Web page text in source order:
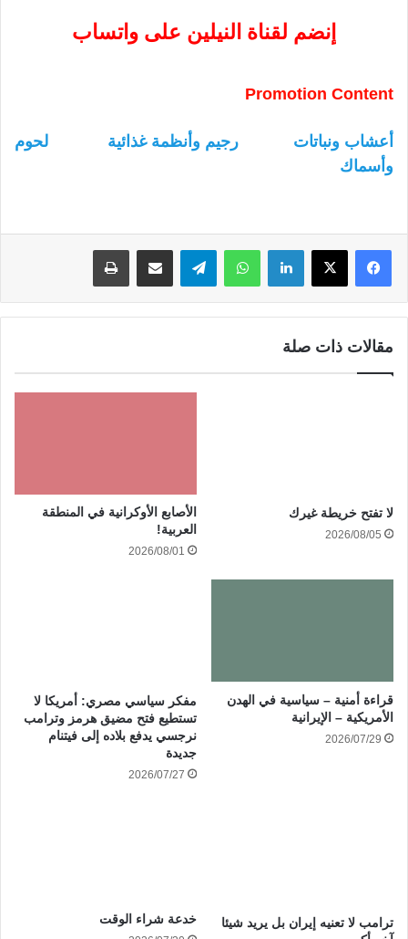
إنضم لقناة النيلين على واتساب
Promotion Content
أعشاب ونباتات رجيم وأنظمة غذائية
لحوم
وأسماك
لينكدإن واتساب
مقالات ذات صلة
لا تفتح خريطة غيرك
2026/08/05
الأصابع الأوكرانية في المنطقة
العربية!
2026/08/01
قراءة أمنية – سياسية في الهدن
الأمريكية – الإيرانية
2026/07/29
مفكر سياسي مصري: أمريكا لا
تستطيع فتح مضيق هرمز وترامب
نرجسي يدفع بلاده إلى فيتنام
جديدة
2026/07/27
ترامب لا تعنيه إيران بل يريد شيئا
خدعة شراء الوقت